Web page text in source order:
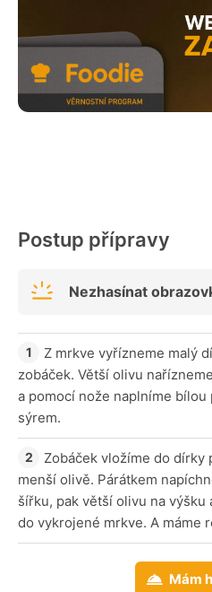
Postup přípravy
Nezhasínat
Z mrkve vyřízneme malý
zobáček. Větší olivu
a pomocí nože naplníme bílou
sýrem.
Zobáček vložíme do dírky
menší olivě. Párátkem
šířku, pak větší olivu na výšku
do vykrojené mrkve. A máme
Mám